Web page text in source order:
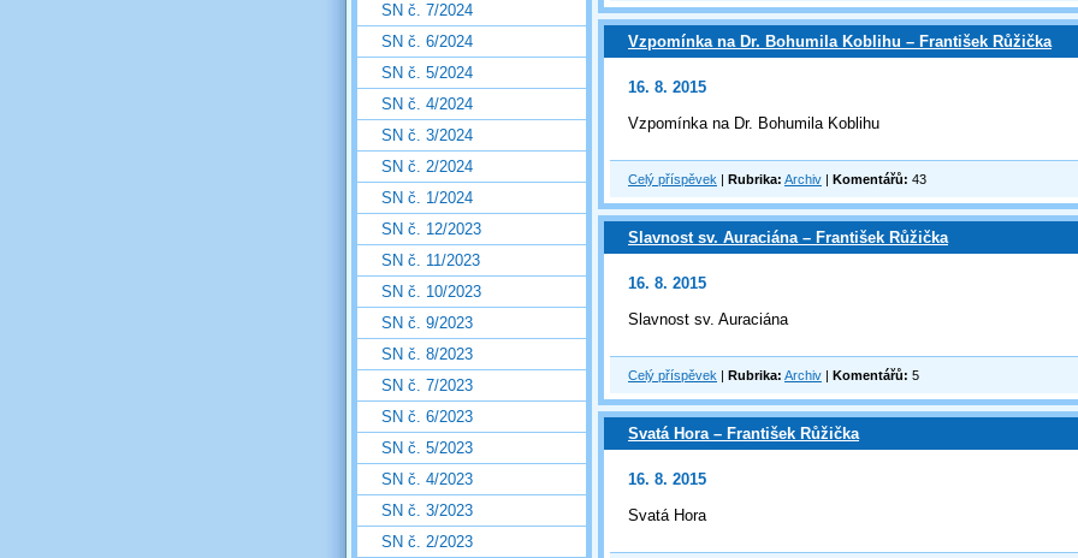
Vzpomínka na Dr. Bohumila Koblihu – František Růžička
16. 8. 2015
Vzpomínka na Dr. Bohumila Koblihu
Celý příspěvek | Rubrika: Archiv | Komentářů: 43
Slavnost sv. Auraciána – František Růžička
16. 8. 2015
Slavnost sv. Auraciána
Celý příspěvek | Rubrika: Archiv | Komentářů: 5
Svatá Hora – František Růžička
16. 8. 2015
Svatá Hora
SN č. 7/2024
SN č. 6/2024
SN č. 5/2024
SN č. 4/2024
SN č. 3/2024
SN č. 2/2024
SN č. 1/2024
SN č. 12/2023
SN č. 11/2023
SN č. 10/2023
SN č. 9/2023
SN č. 8/2023
SN č. 7/2023
SN č. 6/2023
SN č. 5/2023
SN č. 4/2023
SN č. 3/2023
SN č. 2/2023